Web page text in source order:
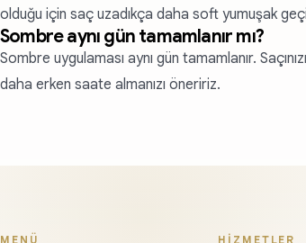
olduğu için saç uzadıkça daha soft yumuşak
Sombre aynı gün tamamlanır mı?
Sombre uygulaması aynı gün tamamlanır.
daha erken saate almanızı öneririz.
MENÜ HİZMETLER